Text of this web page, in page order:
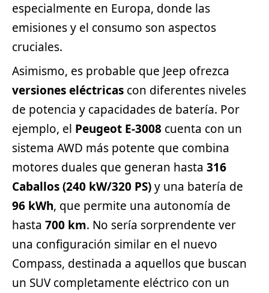
especialmente en Europa, donde las
emisiones y el consumo son aspectos
cruciales.
Asimismo, es probable que Jeep ofrezca
versiones eléctricas con diferentes niveles
de potencia y capacidades de batería. Por
ejemplo, el Peugeot E-3008 cuenta con un
sistema AWD más potente que combina
motores duales que generan hasta 316
Caballos (240 kW/320 PS)y una batería de
96 kWh, que permite una autonomía de
hasta 700 km. No sería sorprendente ver
una configuración similar en el nuevo
Compass, destinada a aquellos que buscan
un SUV completamente eléctrico con un